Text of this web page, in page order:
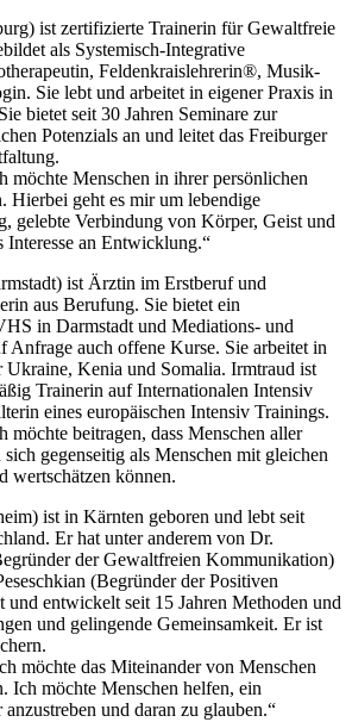
ist zertifizierte Trainerin für Gewaltfreie
als Systemisch-Integrative
Feldenkraislehrerin®, Musik-
Sie lebt und arbeitet in eigener Praxis in
bietet seit 30 Jahren Seminare zur
Potenzials an und leitet das Freiburger
möchte Menschen in ihrer persönlichen
Hierbei geht es mir um lebendige
gelebte Verbindung von Körper, Geist und
Interesse an Entwicklung.“
ist Ärztin im Erstberuf und
aus Berufung. Sie bietet ein
in Darmstadt und Mediations- und
Anfrage auch offene Kurse. Sie arbeitet in
Ukraine, Kenia und Somalia. Irmtraud ist
Trainerin auf Internationalen Intensiv
eines europäischen Intensiv Trainings.
möchte beitragen, dass Menschen aller
gegenseitig als Menschen mit gleichen
wertschätzen können.
ist in Kärnten geboren und lebt seit
Er hat unter anderem von Dr.
der Gewaltfreien Kommunikation)
(Begründer der Positiven
und entwickelt seit 15 Jahren Methoden und
und gelingende Gemeinsamkeit. Er ist
möchte das Miteinander von Menschen
Ich möchte Menschen helfen, ein
und daran zu glauben.“